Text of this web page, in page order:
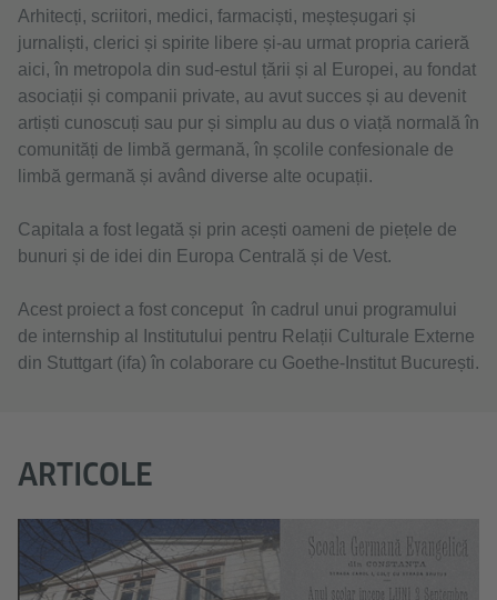
Arhitecți, scriitori, medici, farmaciști, meșteșugari și
jurnaliști, clerici și spirite libere și-au urmat propria carieră
aici, în metropola din sud-estul țării și al Europei, au fondat
asociații și companii private, au avut succes și au devenit
artiști cunoscuți sau pur și simplu au dus o viață normală în
comunități de limbă germană, în școlile confesionale de
limbă germană și având diverse alte ocupații.
Capitala a fost legată și prin acești oameni de piețele de
bunuri și de idei din Europa Centrală și de Vest.
Acest proiect a fost conceput în cadrul unui programului
de internship al Institutului pentru Relații Culturale Externe
din Stuttgart (ifa) în colaborare cu Goethe-Institut București.
ARTICOLE